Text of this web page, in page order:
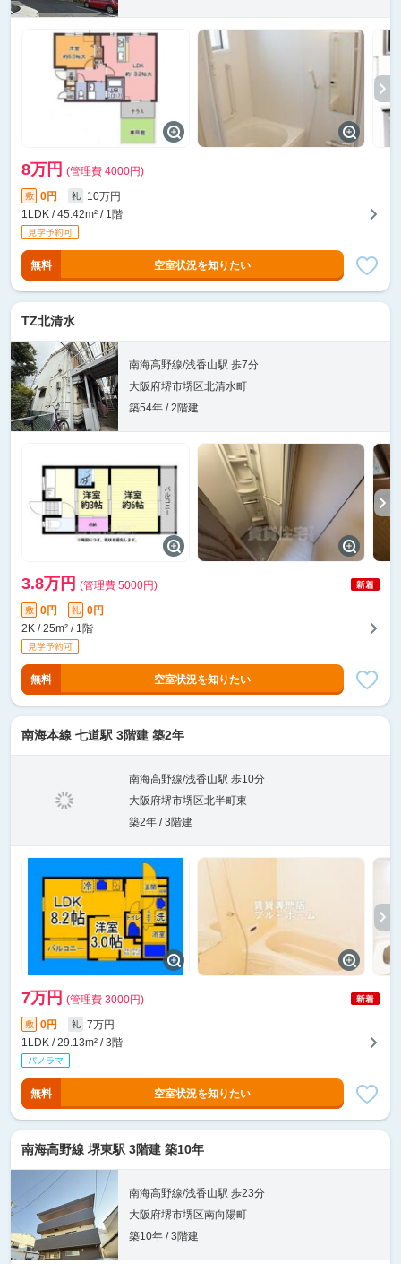
8万円 (管理費 4000円)
敷 0円 礼
10万円
1LDK / 45.42m² / 1階
無料 空室状況を知りたい
TZ北清水
南海高野線/浅香山駅 歩7分
大阪府堺市堺区北清水町
築54年 / 2階建
3.8万円 (管理費 5000円)
敷 0円 礼
0円
2K / 25m² / 1階
無料 空室状況を知りたい
南海本線 七道駅 3階建 築2年
南海高野線/浅香山駅 歩10分
大阪府堺市堺区北半町東
築2年 / 3階建
7万円 (管理費 3000円)
敷 0円 礼
7万円
1LDK / 29.13m² / 3階
無料 空室状況を知りたい
南海高野線 堺東駅 3階建 築10年
南海高野線/浅香山駅 歩23分
大阪府堺市堺区南向陽町
築10年 / 3階建